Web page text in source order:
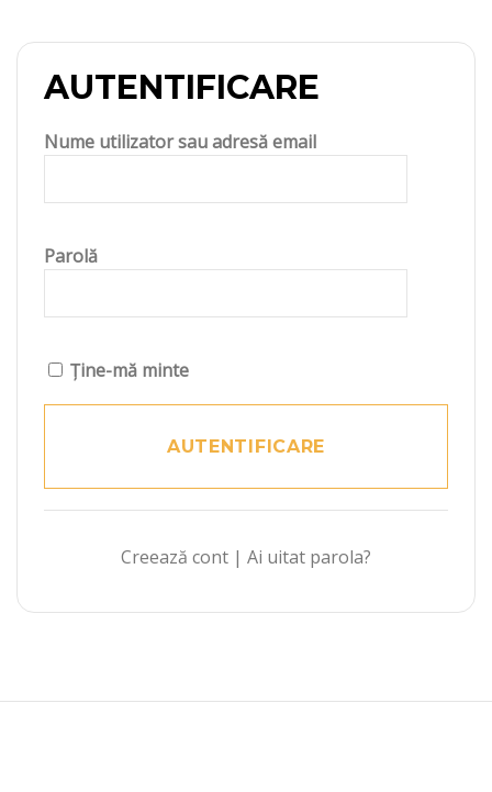
AUTENTIFICARE
Nume utilizator sau adresă email
Parolă
Ține-mă minte
Creează cont | Ai uitat parola?